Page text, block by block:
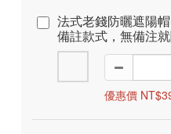
法式老錢防曬遮陽
備註款式，無備注
優惠價